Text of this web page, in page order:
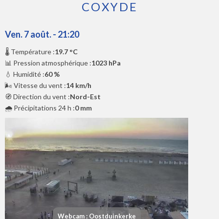
COXYDE
Ven. 7 août. - 21:20
🌡️ Température :19.7 °C
📊 Pression atmosphérique :1023 hPa
💧 Humidité :60 %
🌬️ Vitesse du vent :14 km/h
🧭 Direction du vent :Nord-Est
🌧️ Précipitations 24 h :0 mm
Webcam : Oostduinkerke